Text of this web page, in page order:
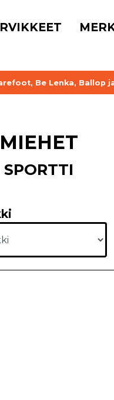
Be Lenka, Ballop
MIEHET
SPORTTI